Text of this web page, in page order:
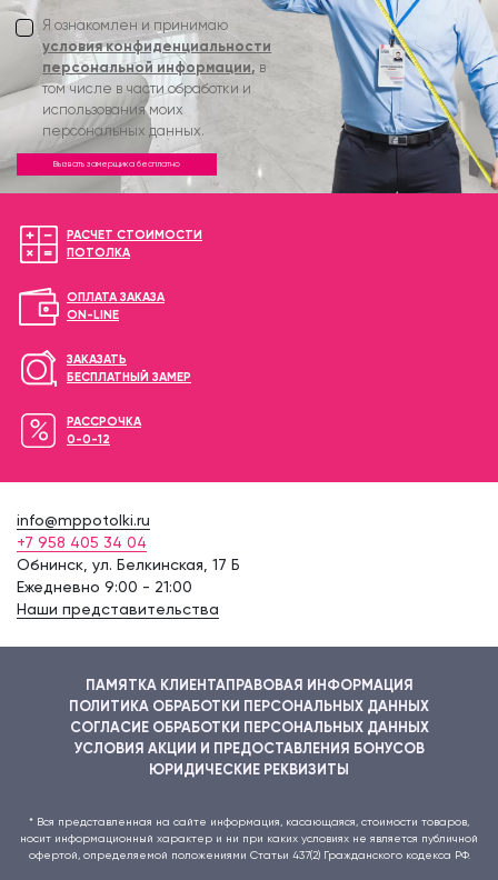
Я ознакомлен и принимаю
условия конфиденциальности
персональной информации, в
том числе в части обработки и
использования моих
персональных данных.
Вызвать замерщика бесплатно
РАСЧЕТ СТОИМОСТИ
ПОТОЛКА
ОПЛАТА ЗАКАЗА
ON-LINE
ЗАКАЗАТЬ
БЕСПЛАТНЫЙ ЗАМЕР
РАССРОЧКА
0-0-12
info@mppotolki.ru
Обнинск, ул. Белкинская, 17 Б
+7 958 405 34 04
Ежедневно 9:00 - 21:00
Наши представительства
ПАМЯТКА КЛИЕНТАПРАВОВАЯ ИНФОРМАЦИЯ
ПОЛИТИКА ОБРАБОТКИ ПЕРСОНАЛЬНЫХ ДАННЫХ
СОГЛАСИЕ ОБРАБОТКИ ПЕРСОНАЛЬНЫХ ДАННЫХ
УСЛОВИЯ АКЦИИ И ПРЕДОСТАВЛЕНИЯ БОНУСОВ
ЮРИДИЧЕСКИЕ РЕКВИЗИТЫ
* Вся представленная на сайте информация, касающаяся, стоимости товаров,
носит информационный характер и ни при каких условиях не является публичной
офертой, определяемой положениями Статьи 437(2) Гражданского кодекса РФ.